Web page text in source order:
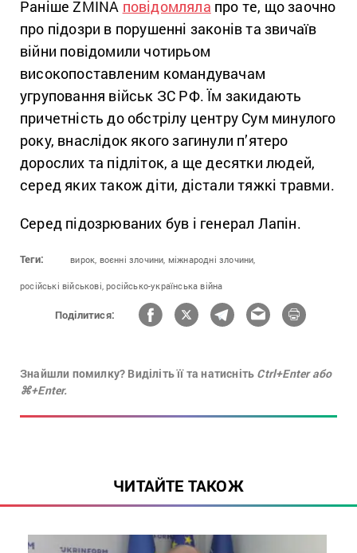
Раніше ZMINA повідомляла про те, що заочно
про підозри в порушенні законів та звичаїв
війни повідомили чотирьом
високопоставленим командувачам
угруповання військ ЗС РФ. Їм закидають
причетність до обстрілу центру Сум минулого
року, внаслідок якого загинули п’ятеро
дорослих та підліток, а ще десятки людей,
серед яких також діти, дістали тяжкі травми.
Серед підозрюваних був і генерал Лапін.
Теги: вирок, воєнні злочини, міжнародні злочини,
російські військові, російсько-українська війна
Поділитися:
Знайшли помилку? Виділіть її та натисніть Ctrl+Enter або
⌘+Enter.
ЧИТАЙТЕ ТАКОЖ